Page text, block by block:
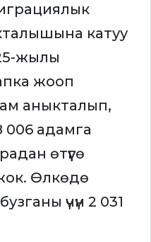
катуу
жылы
жооп
аныкталып,
адамга
өтүүгө
Өлкөдө
үчүн 2 031